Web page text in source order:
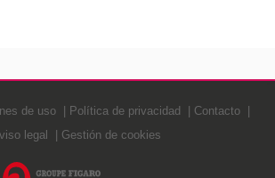
de uso Política de privacidad
Contacto
legal
Gestión de cookies